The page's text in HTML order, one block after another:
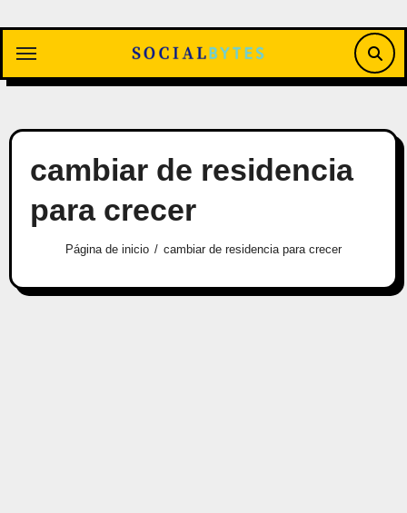
contenido
cambiar de residencia
para crecer
Página de inicio cambiar de residencia para crecer